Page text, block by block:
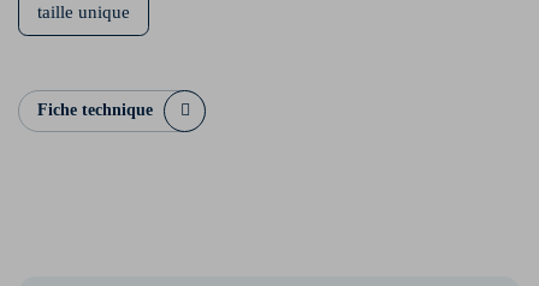
taille unique
Fiche technique